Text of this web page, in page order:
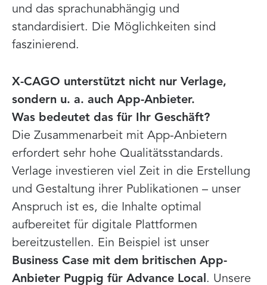
und das sprachunabhängig und
standardisiert. Die Möglichkeiten sind
faszinierend.
X-CAGO unterstützt nicht nur Verlage,
sondern u. a. auch App-Anbieter.
Was bedeutet das für Ihr Geschäft?
Die Zusammenarbeit mit App-Anbietern
erfordert sehr hohe Qualitätsstandards.
Verlage investieren viel Zeit in die Erstellung
und Gestaltung ihrer Publikationen – unser
Anspruch ist es, die Inhalte optimal
aufbereitet für digitale Plattformen
bereitzustellen. Ein Beispiel ist unser
Business Case mit dem britischen App-
Anbieter Pugpig für Advance Local. Unsere